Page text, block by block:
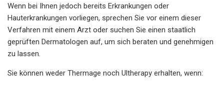
Wenn bei Ihnen jedoch bereits Erkrankungen oder
Hauterkrankungen vorliegen, sprechen Sie vor einem dieser
Verfahren mit einem Arzt oder suchen Sie einen staatlich
geprüften Dermatologen auf, um sich beraten und genehmigen
zu lassen.
Sie können weder Thermage noch Ultherapy erhalten, wenn: